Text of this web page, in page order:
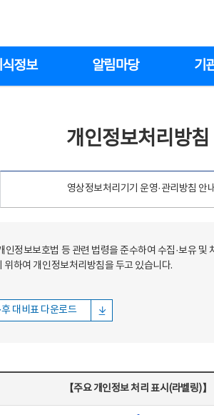
식정보 알림마당 기
개인정보처리방침
영상정보처리기기 운영·관리방침 안내
정보보호법 등 관련 법령을 준수하여 수집·보유 및
하여 개인정보처리방침을 두고 있습니다.
대비표 다운로드
【주요 개인정보 처리 표시(라벨링)】